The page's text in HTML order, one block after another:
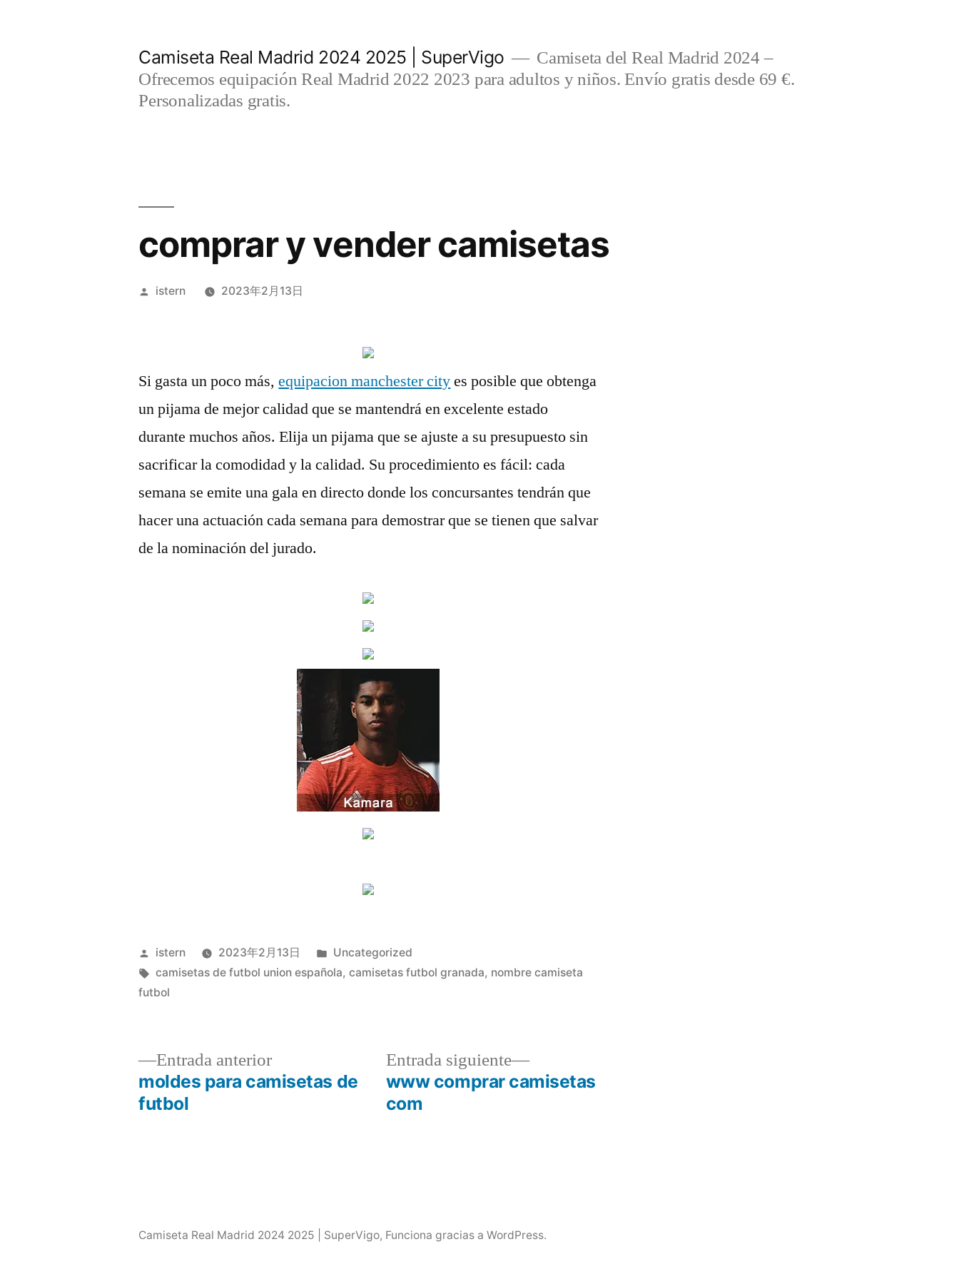
Camiseta Real Madrid 2024 2025 | SuperVigo
Camiseta del Real Madrid 2024 –
Ofrecemos equipación Real Madrid 2022 2023 para adultos y niños. Envío gratis desde 69 €.
Personalizadas gratis.
comprar y vender camisetas
Publicado
istern 2023年2月13日
Si gasta un poco más,equipacion manchester cityes posible que obtenga
un pijama de mejor calidad que se mantendrá en excelente estado
durante muchos años. Elija un pijama que se ajuste a su presupuesto sin
sacrificar la comodidad y la calidad. Su procedimiento es fácil: cada
semana se emite una gala en directo donde los concursantes tendrán que
hacer una actuación cada semana para demostrar que se tienen que salvar
de la nominación del jurado.
Publicado
por
istern 2023年2月13日
Publicado
en
Uncategorized
Etiquetas:
camisetas de futbol union española,camisetas futbol granada, nombre camiseta
futbol
Navegación
Entrada anteriorEntrada
anterior:
moldes para camisetas de
futbol
Entrada siguiente
Entrada
siguiente:
www comprar camisetas
com
Camiseta Real Madrid 2024 2025 | SuperVigo, Funciona gracias a WordPress.